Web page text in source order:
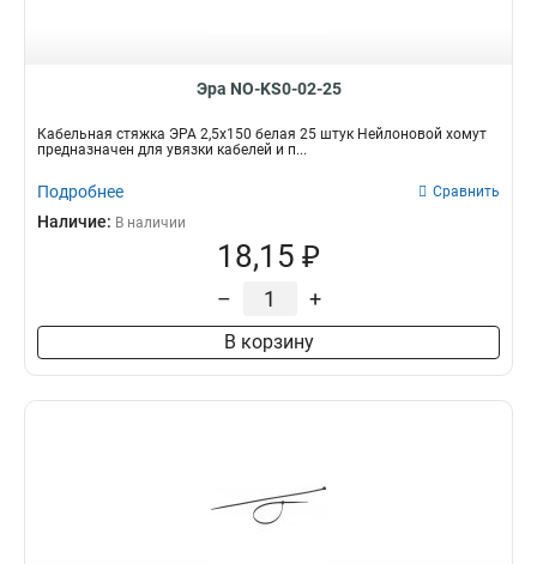
Эра NO-KS0-02-25
Кабельная стяжка ЭРА 2,5х150 белая 25 штук Нейлоновой хомут
предназначен для увязки кабелей и п...
Подробнее Сравнить
Наличие: В наличии
18,15 ₽
– +
В корзину